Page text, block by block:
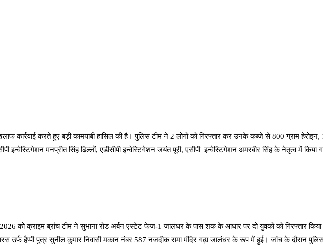
कार्रवाई करते हुए बड़ी कामयाबी हासिल की है। पुलिस टीम ने 2 लोगों को गिरफ्तार कर उनके कब्जे से 800 ग्राम
मनप्रीत सिंह ढिल्लों, एडीसीपी इन्वेस्टिगेशन जयंत पूरी, एसीपी इन्वेस्टिगेशन अमरबीर सिंह के नेतृत्व में
को क्राइम ब्रांच टीम ने सुभाना रोड अर्बन एस्टेट फेज-1 जालंधर के पास शक के आधार पर दो युवकों को गिरफ्तार किया
उर्फ ​​हैप्पी पुत्र सुनील कुमार निवासी मकान नंबर 587 नजदीक रामा मंदिर गढ़ा जालंधर के रूप में हुई। जांच के दौरान